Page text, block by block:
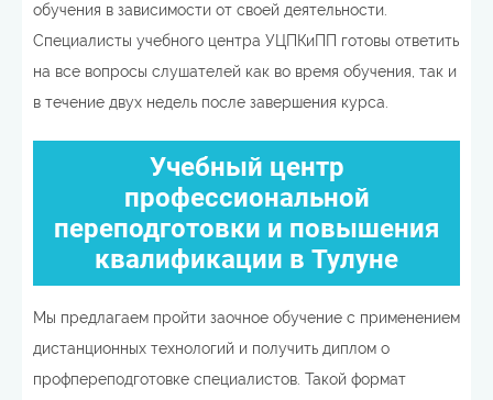
обучения в зависимости от своей деятельности.
Специалисты учебного центра УЦПКиПП готовы ответить
на все вопросы слушателей как во время обучения, так и
в течение двух недель после завершения курса.
Учебный центр
профессиональной
переподготовки и повышения
квалификации в Тулуне
Мы предлагаем пройти заочное обучение с применением
дистанционных технологий и получить диплом о
профпереподготовке специалистов. Такой формат